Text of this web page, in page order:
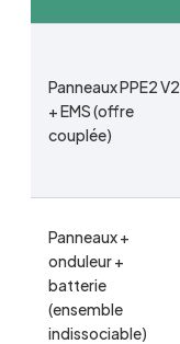
Panneaux PPE2 V2
+ EMS (offre
couplée)
Panneaux +
onduleur +
batterie
(ensemble
indissociable)